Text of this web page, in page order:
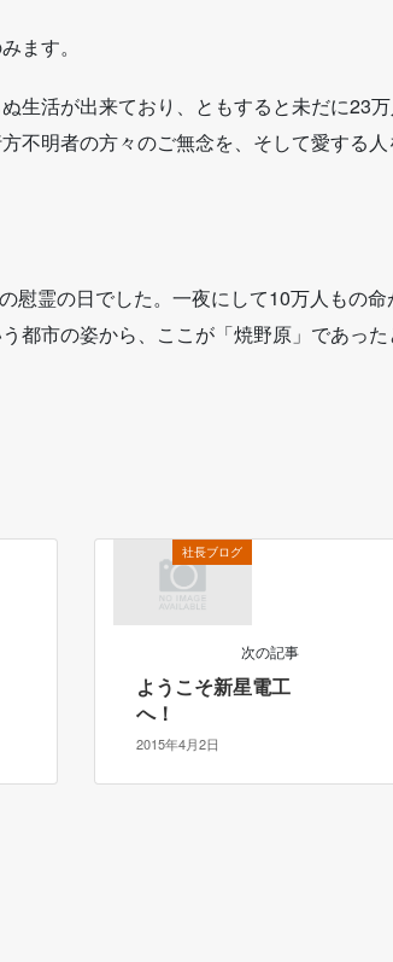
ます。
生活が出来ており、ともすると未だに23
不明者の方々のご無念を、そして愛する
慰霊の日でした。一夜にして10万人もの命
都市の姿から、ここが「焼野原」であっ
社長ブログ
次の記事
ようこそ新星電工
へ！
2015年4月2日